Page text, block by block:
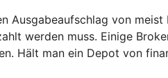
Ausgabeaufschlag von
werden muss. Einige
Hält man ein Depot von